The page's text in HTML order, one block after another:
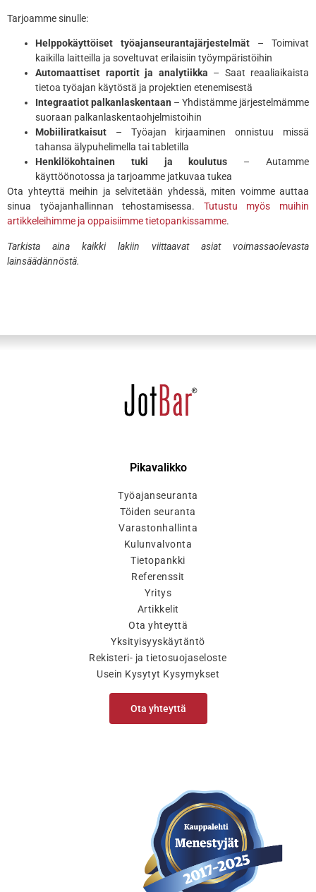
Tarjoamme sinulle:
Helppokäyttöiset työajanseurantajärjestelmät – Toimivat
kaikilla laitteilla ja soveltuvat erilaisiin työympäristöihin
Automaattiset raportit ja analytiikka – Saat reaaliaikaista
tietoa työajan käytöstä ja projektien etenemisestä
Integraatiot palkanlaskentaan – Yhdistämme järjestelmämme
suoraan palkanlaskentaohjelmistoihin
Mobiiliratkaisut – Työajan kirjaaminen onnistuu missä
tahansa älypuhelimella tai tabletilla
Henkilökohtainen tuki ja koulutus – Autamme
käyttöönotossa ja tarjoamme jatkuvaa tukea
Ota yhteyttä meihin ja selvitetään yhdessä, miten voimme auttaa
sinua työajanhallinnan tehostamisessa. Tutustu myös muihin
artikkeleihimme ja oppaisiimme tietopankissamme.
Tarkista aina kaikki lakiin viittaavat asiat voimassaolevasta
lainsäädännöstä.
Pikavalikko
Työajanseuranta
Töiden seuranta
Varastonhallinta
Kulunvalvonta
Tietopankki
Referenssit
Yritys
Artikkelit
Ota yhteyttä
Yksityisyyskäytäntö
Rekisteri- ja tietosuojaseloste
Usein Kysytyt Kysymykset
Ota yhteyttä